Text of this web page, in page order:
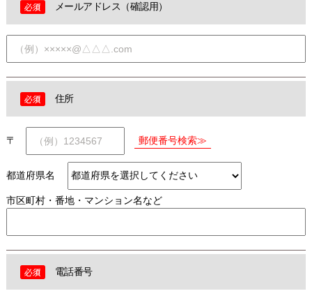
メールアドレス（確認用）
住所
〒
都道府県名
市区町村・番地・マンション名など
電話番号